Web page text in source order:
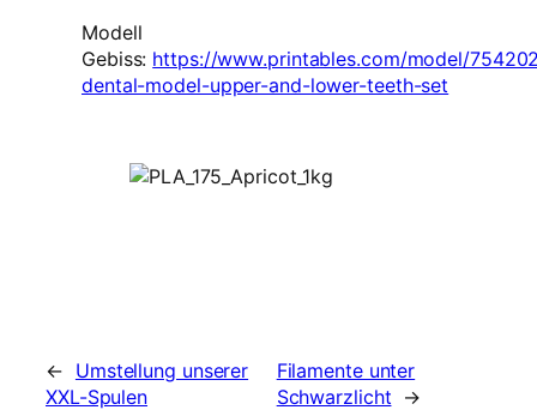
Modell
Gebiss: https://www.printables.com/model/
dental-model-upper-and-lower-teeth-set
← Umstellung unserer
XXL-Spulen
Filamente unter
Schwarzlicht →